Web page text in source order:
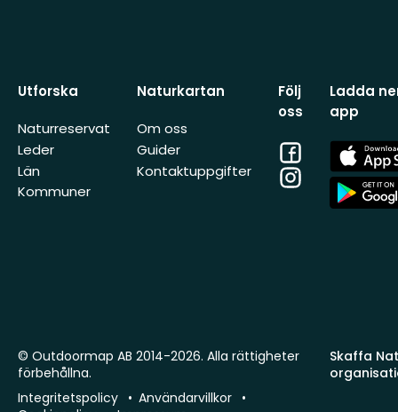
Utforska
Naturreservat
Leder
Län
Kommuner
Naturkartan
Om oss
Guider
Kontaktuppgifter
Följ
oss
Facebook
Instagram
Ladda
app
App
Store
App
Store
Skaffa
© Outdoormap AB 2014-2026. Alla rättigheter
förbehållna.
Integritetspolicy
Användarvillkor